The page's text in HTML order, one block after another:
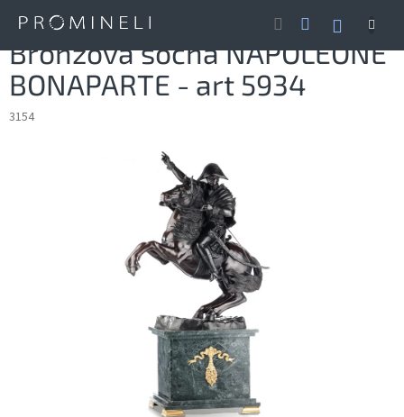
Bronzová socha NAPOLEONE
BONAPARTE - art 5934
3154